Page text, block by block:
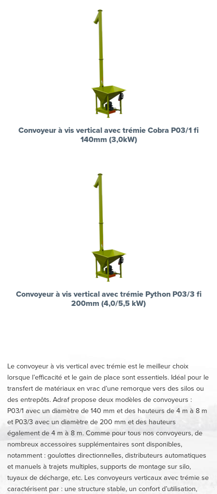
Convoyeur à vis vertical avec trémie Cobra P03/1 fi
140mm (3,0kW)
Convoyeur à vis vertical avec trémie Python P03/3 fi
200mm (4,0/5,5 kW)
Le convoyeur à vis vertical avec trémie est le meilleur choix
lorsque l’efficacité et le gain de place sont essentiels. Idéal pour le
transfert de matériaux en vrac d’une remorque vers des silos ou
des entrepôts. Adraf propose deux modèles de convoyeurs :
P03/1 avec un diamètre de 140 mm et des hauteurs de 4 m à 8 m
et P03/3 avec un diamètre de 200 mm et des hauteurs
également de 4 m à 8 m. Comme pour tous nos convoyeurs, de
nombreux accessoires supplémentaires sont disponibles,
notamment : goulottes directionnelles, distributeurs automatiques
et manuels à trajets multiples, supports de montage sur silo,
tuyaux de décharge, etc. Les convoyeurs verticaux avec trémie se
caractérisent par : une structure stable, un confort d’utilisation,